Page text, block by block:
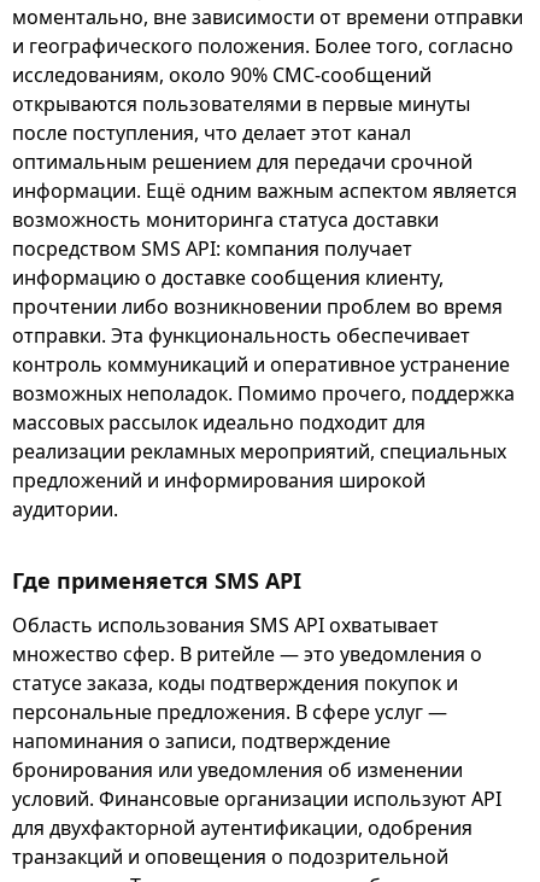
моментально, вне зависимости от времени отправки
и географического положения. Более того, согласно
исследованиям, около 90% СМС-сообщений
открываются пользователями в первые минуты
после поступления, что делает этот канал
оптимальным решением для передачи срочной
информации. Ещё одним важным аспектом является
возможность мониторинга статуса доставки
посредством SMS API: компания получает
информацию о доставке сообщения клиенту,
прочтении либо возникновении проблем во время
отправки. Эта функциональность обеспечивает
контроль коммуникаций и оперативное устранение
возможных неполадок. Помимо прочего, поддержка
массовых рассылок идеально подходит для
реализации рекламных мероприятий, специальных
предложений и информирования широкой
аудитории.
Где применяется SMS API
Область использования SMS API охватывает
множество сфер. В ритейле — это уведомления о
статусе заказа, коды подтверждения покупок и
персональные предложения. В сфере услуг —
напоминания о записи, подтверждение
бронирования или уведомления об изменении
условий. Финансовые организации используют API
для двухфакторной аутентификации, одобрения
транзакций и оповещения о подозрительной